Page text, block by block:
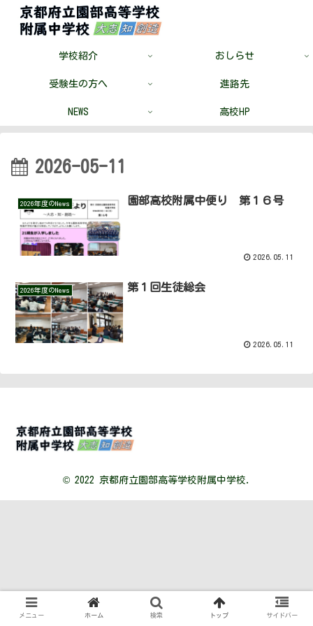
学校紹介 おしらせ
受験生の方へ 進路先
NEWS 高校HP
2026-05-11
2026年度のNews 園部高校附属中便り 第１６号
2026.05.11
2026年度のNews 第１回生徒総会
2026.05.11
© 2022 京都府立園部高等学校附属中学校.
メニュー ホーム 検索 トップ サイドバー